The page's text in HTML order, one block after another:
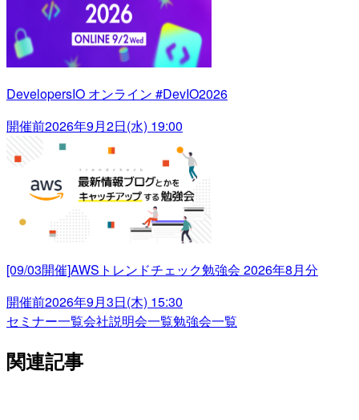
DevelopersIO オンライン #DevIO2026
開催前2026年9月2日(水) 19:00
[09/03開催]AWSトレンドチェック勉強会 2026年8月分
開催前2026年9月3日(木) 15:30
セミナー一覧会社説明会一覧勉強会一覧
関連記事